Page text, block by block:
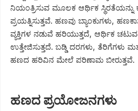
ನಿಯಂತ್ರಿಸುವ ಮೂಲಕ ಆರ್ಥಿಕ ಸ್ಥಿರತೆಯನ್ನು
ಪ್ರಯತ್ನಿಸುತ್ತವೆ. ಹಣವು ಬ್ಯಾಂಕುಗಳು,
ವ್ಯಕ್ತಿಗಳ ನಡುವೆ ಹರಿಯುತ್ತದೆ, ಆರ್ಥಿಕ
ಉತ್ತೇಜಿಸುತ್ತದೆ. ಬಡ್ಡಿ ದರಗಳು, ತೆರಿಗೆಗಳು
ಹಣದ ಹರಿವಿನ ಮೇಲೆ ಪರಿಣಾಮ ಬೀರುತ್ತವೆ.
ಹಣದ ಪ್ರಯೋಜನಗಳು